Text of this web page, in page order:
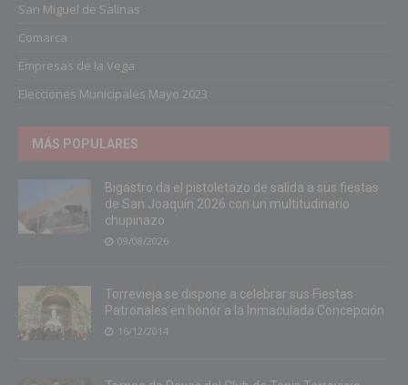
San Miguel de Salinas
Comarca
Empresas de la Vega
Elecciones Municipales Mayo 2023
MÁS POPULARES
Bigastro da el pistoletazo de salida a sus fiestas
de San Joaquín 2026 con un multitudinario
chupinazo
09/08/2026
Torrevieja se dispone a celebrar sus Fiestas
Patronales en honor a la Inmaculada Concepción
16/12/2014